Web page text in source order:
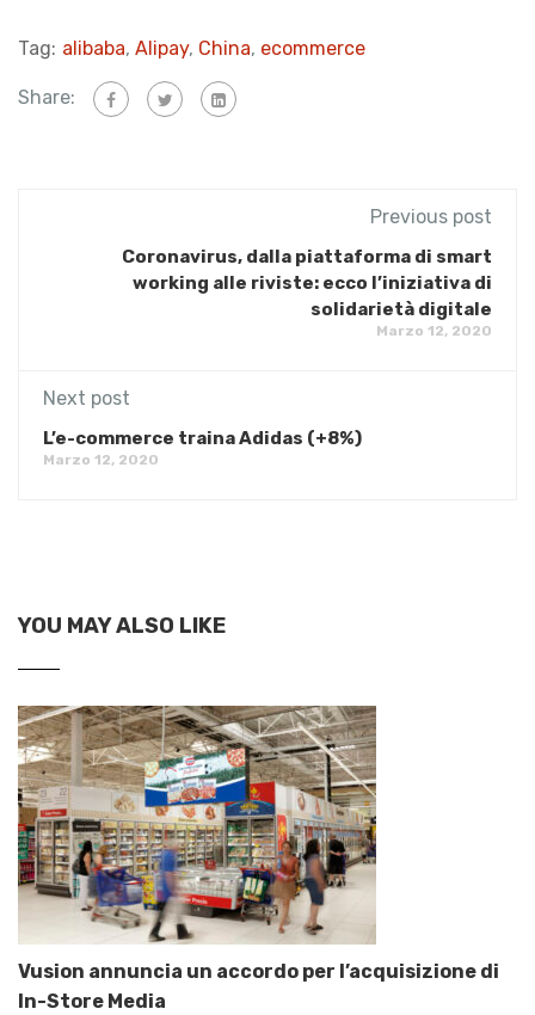
Tag: alibaba, Alipay, China, ecommerce
Share:
Previous post
Coronavirus, dalla piattaforma di smart
working alle riviste: ecco l’iniziativa di
solidarietà digitale
Marzo 12, 2020
Next post
L’e-commerce traina Adidas (+8%)
Marzo 12, 2020
YOU MAY ALSO LIKE
Vusion annuncia un accordo per l’acquisizione di
In-Store Media